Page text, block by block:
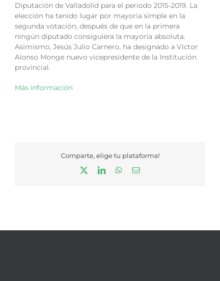
Diputación de Valladolid para el periodo 2015-2019. La
elección ha tenido lugar por mayoría simple en la
segunda votación, después de que en la primera
ningún diputado consiguiera la mayoría absoluta.
Asimismo, Jesús Julio Carnero, ha designado a Víctor
Alonso Monge nuevo vicepresidente de la Institución
provincial.
Más información
Comparte, elige tu plataforma!
LinkedInWhatsApp
Correo